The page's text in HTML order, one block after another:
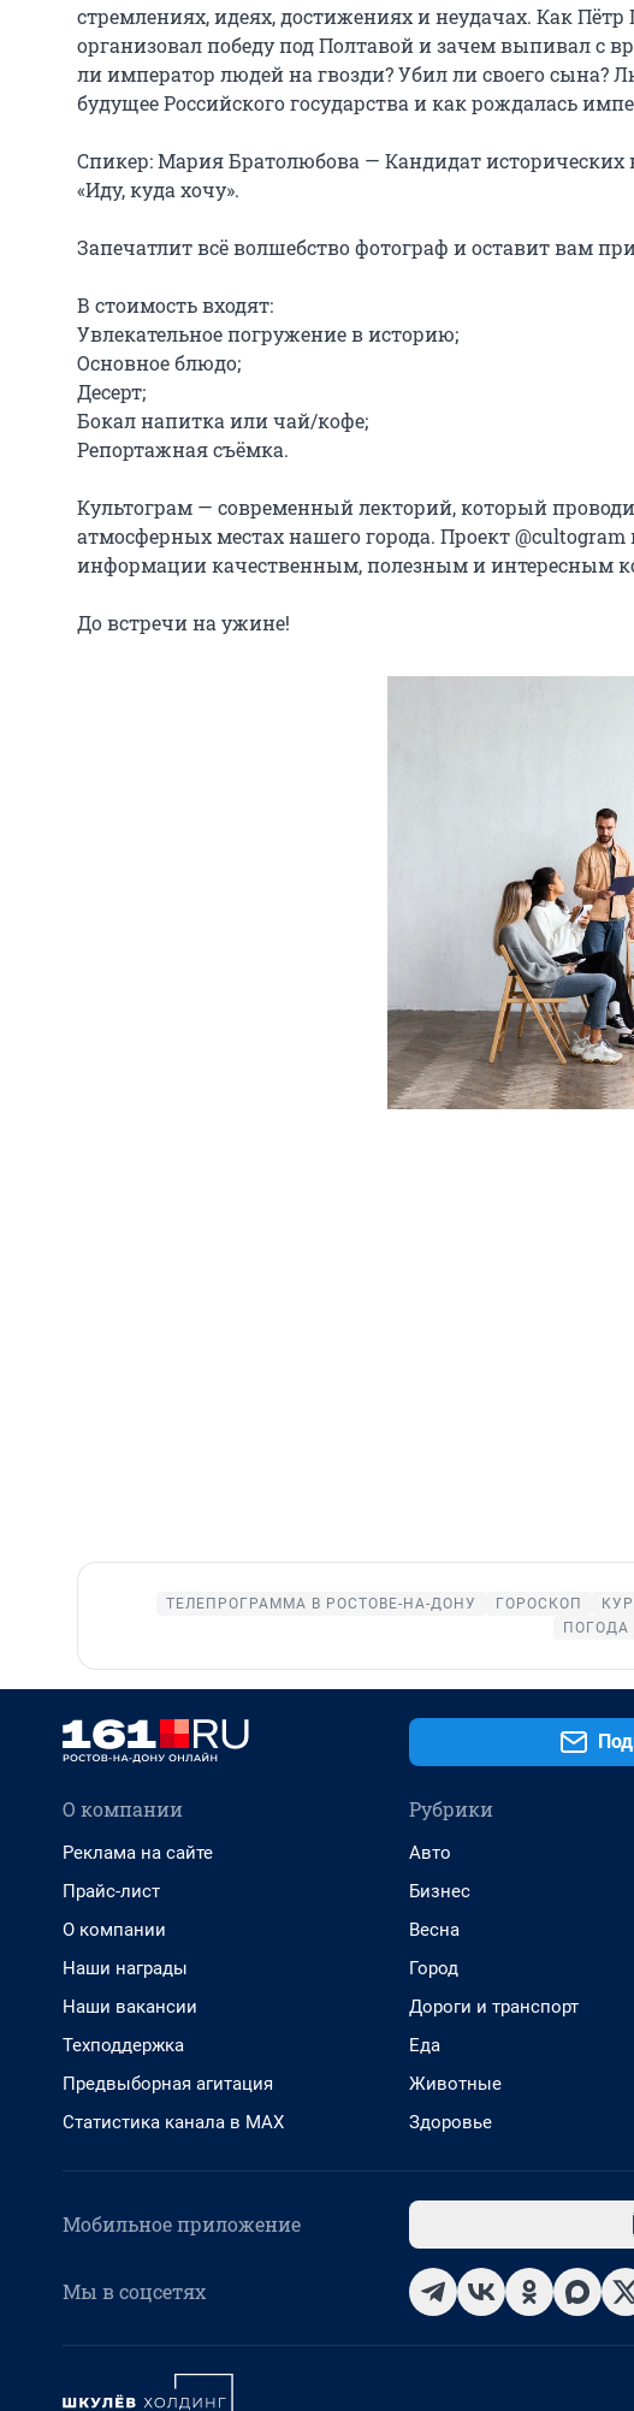
стремлениях, идеях, достижениях и неудачах. Как
организовал победу под Полтавой и зачем выпивал с
ли император людей на гвозди? Убил ли своего сына?
будущее Российского государства и как рождалась
Спикер: Мария Братолюбова — Кандидат исторических
«Иду, куда хочу».
Запечатлит всё волшебство фотограф и оставит вам
В стоимость входят:
Увлекательное погружение в историю;
Основное блюдо;
Десерт;
Бокал напитка или чай/кофе;
Репортажная съёмка.
Культограм — современный лекторий, который
атмосферных местах нашего города. Проект
информации качественным, полезным и интересным
До встречи на ужине!
ТЕЛЕПРОГРАММА В РОСТОВЕ-НА-ДОНУ ГОРОСКОП
ПОГОДА
О компании
Реклама на сайте
Прайс-лист
О компании
Наши награды
Наши вакансии
Техподдержка
Предвыборная агитация
Статистика канала в MAX
Рубрики
Авто
Бизнес
Весна
Город
Дороги и транспорт
Еда
Животные
Здоровье
Мобильное приложение
Мы в соцсетях